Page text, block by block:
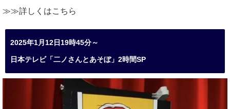
≫≫詳しくはこちら
2025年1月12日19時45分～
日本テレビ「二ノさんとあそぼ」2時間SP